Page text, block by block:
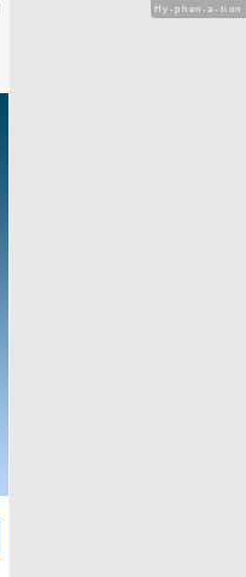
Hy-phen-a-tion